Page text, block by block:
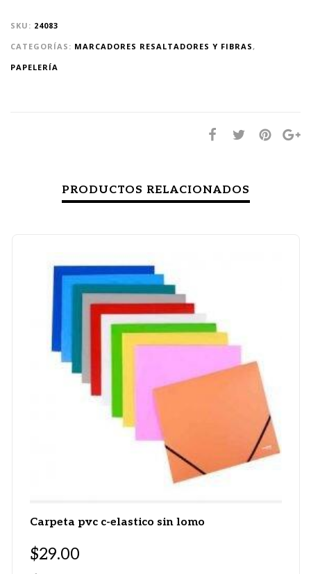
SKU: 24083
CATEGORÍAS: MARCADORES RESALTADORES Y FIBRAS,
PAPELERÍA
PRODUCTOS RELACIONADOS
Carpeta pvc c-elastico sin lomo
$29.00